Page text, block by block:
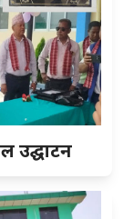
उद्घाटन